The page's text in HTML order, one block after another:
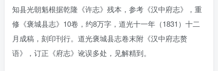
知县光朝魁根据乾隆《许志》残本，参考《汉中府志》，重
修《褒城县志》10卷，约8万字，道光十一年（1831）十二
月成稿，刻印刊行。道光褒城县志卷末附《汉中府志赘
语》，订正《府志》讹误多处，见解精到。